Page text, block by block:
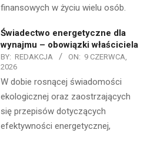
finansowych w życiu wielu osób.
Świadectwo energetyczne dla
wynajmu – obowiązki właściciela
BY: REDAKCJA ON: 9 CZERWCA,
2026
W dobie rosnącej świadomości
ekologicznej oraz zaostrzających
się przepisów dotyczących
efektywności energetycznej,